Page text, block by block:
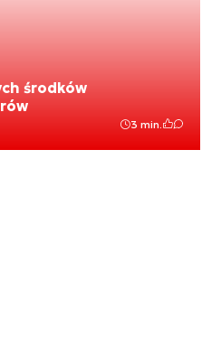
środków
3 min.